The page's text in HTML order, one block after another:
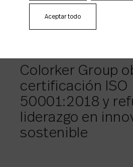
Colorker Group
certificación ISO
50001:2018 y
liderazgo en
sostenible
Aceptar todo